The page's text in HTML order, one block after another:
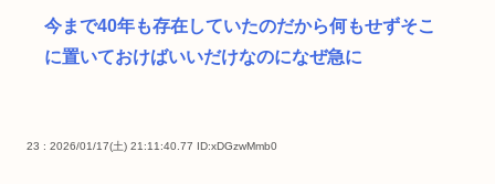
今まで40年も存在していたのだから何もせずそこ
に置いておけばいいだけなのになぜ急に
23 : 2026/01/17(土) 21:11:40.77 ID:xDGzwMmb0